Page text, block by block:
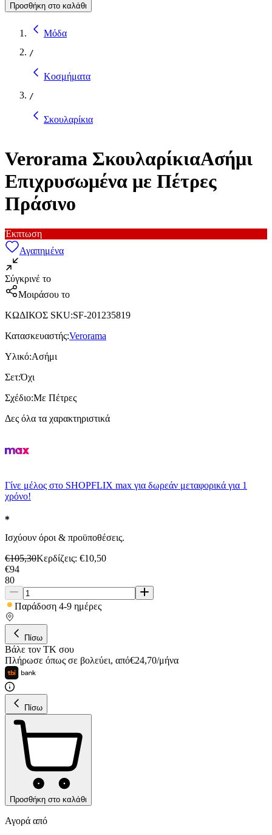
Προσθήκη στο καλάθι
Μόδα
/
Κοσμήματα
/
Σκουλαρίκια
Verorama ΣκουλαρίκιαΑσήμι
Επιχρυσωμένα με Πέτρες
Πράσινο
Έκπτωση
Αγαπημένα
Σύγκρινέ το
Μοιράσου το
ΚΩΔΙΚΟΣ SKU:SF-201235819
Κατασκευαστής:Verorama
Υλικό:Ασήμι
Σετ:Όχι
Σχέδιο:Με Πέτρες
Δες όλα τα χαρακτηριστικά
Γίνε μέλος στο SHOPFLIX max για δωρεάν μεταφορικά για 1
χρόνο!
Ισχύουν όροι & προϋποθέσεις.
€105,30Κερδίζεις: €10,50
€94
80
Παράδοση 4-9 ημέρες
Πίσω
Βάλε τον ΤΚ σου
Πλήρωσε όπως σε βολεύει, από€24,70/μήνα
Πίσω
Προσθήκη στο καλάθι
Αγορά από